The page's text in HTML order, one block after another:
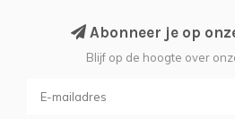
Abonneer je op
Blijf op de hoogte over